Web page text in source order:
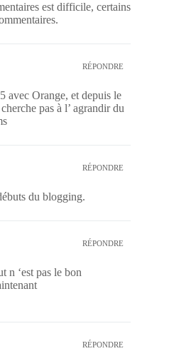
est difficile, certains
RÉPONDRE
avec Orange, et depuis le
pas à l’ agrandir du
RÉPONDRE
du blogging.
RÉPONDRE
n ‘est pas le bon
RÉPONDRE